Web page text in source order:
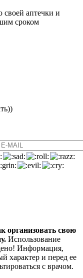
аптечки и
сроком
организовать свою
Использование
Информация,
характер и перед ее
с врачом.